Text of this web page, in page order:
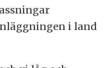
i land